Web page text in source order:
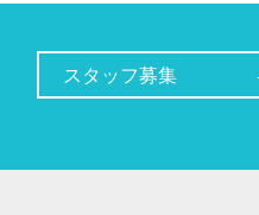
スタッフ募集